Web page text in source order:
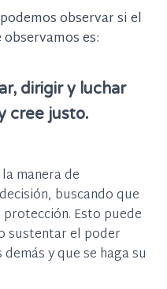
observar si el
es:
dirigir y luchar
cree justo.
lamanera de
buscando que
Esto puede
sustentar el poder
y que se haga su